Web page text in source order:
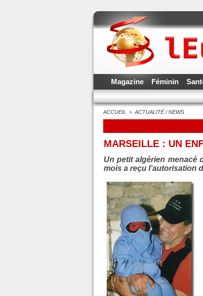
Magazine Féminin
ACCUEIL > ACTUALITÉ / NEWS
MARSEILLE : UN
Un petit algérien menacé
mois a reçu l’autorisation